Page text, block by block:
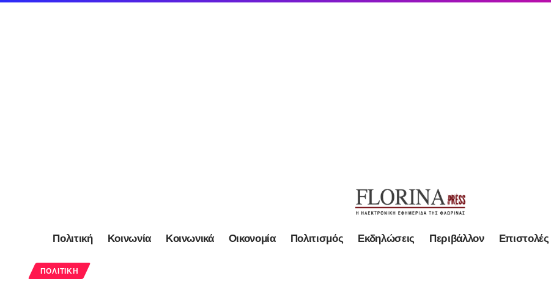
Πολιτική Κοινωνία Κοινωνικά Οικονομία Πολιτισμός Εκδηλώσεις Περιβάλλον Επιστολές
ΠΟΛΙΤΙΚΉ